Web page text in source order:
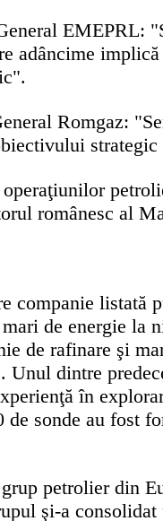
EMEPRL:
adâncime
Romgaz:
românesc al
companie listată
de energie la
de rafinare şi
Unul dintre
în
sonde au fost
petrolier din
şi-a